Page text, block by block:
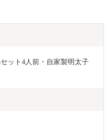
ット4人前・自家製明太子